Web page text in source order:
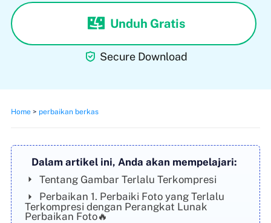
Unduh Gratis
 Secure Download
Home> perbaikan berkas
Dalam artikel ini, Anda akan mempelajari:
Tentang Gambar Terlalu Terkompresi
Perbaikan 1. Perbaiki Foto yang Terlalu
Terkompresi dengan Perangkat Lunak
Perbaikan Foto🔥